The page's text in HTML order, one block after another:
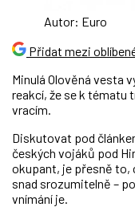
Autor: Euro
Přidat mezi
Minulá Olověná vesta
reakcí, že se k tématu
vracím.
Diskutovat pod
českých vojáků pod
okupant, je přesně to,
snad srozumitelně –
vnímání je.